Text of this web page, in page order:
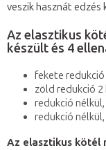
veszik hasznát edzés
Az elasztikus
készült és 4
fekete redukció
zöld redukció 2
redukció
redukció
Az elasztikus kötél